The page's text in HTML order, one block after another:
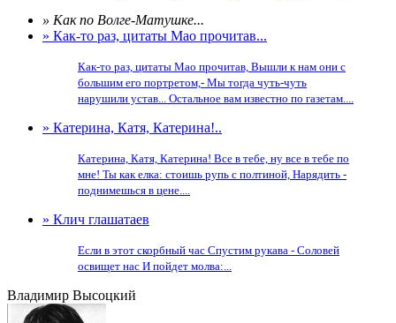
» Как по Волге-Матушке...
» Как-то раз, цитаты Мао прочитав...
Как-то раз, цитаты Мао прочитав, Вышли к нам они с
большим его портретом,- Мы тогда чуть-чуть
нарушили устав... Остальное вам известно по газетам....
» Катерина, Катя, Катерина!..
Катерина, Катя, Катерина! Все в тебе, ну все в тебе по
мне! Ты как елка: стоишь рупь с полтиной, Нарядить -
поднимешься в цене....
» Клич глашатаев
Если в этот скорбный час Спустим рукава - Соловей
освищeт нас И пойдет молва:...
Владимир Высоцкий